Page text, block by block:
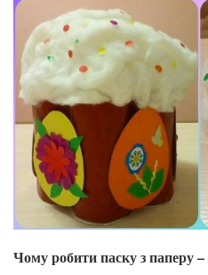
Чому робити паску з паперу –